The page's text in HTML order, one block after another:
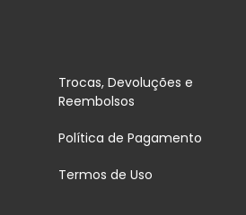
Trocas, Devoluções e
Reembolsos
Política de Pagamento
Termos de Uso